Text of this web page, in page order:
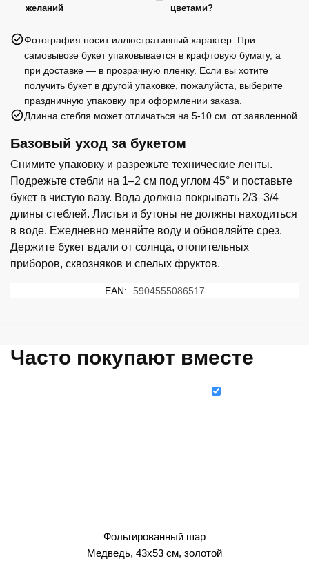
Медведь,
см,
золотой
желаний
цветами?
Фотография носит иллюстративный характер. При
самовывозе букет упаковывается в крафтовую бумагу, а
при доставке — в прозрачную пленку. Если вы хотите
получить букет в другой упаковке, пожалуйста, выберите
праздничную упаковку при оформлении заказа.
Длинна стебля может отличаться на 5-10 см. от заявленной
Базовый уход за букетом
Снимите упаковку и разрежьте технические ленты.
Подрежьте стебли на 1–2 см под углом 45° и поставьте
букет в чистую вазу. Вода должна покрывать 2/3–3/4
длины стеблей. Листья и бутоны не должны находиться
в воде. Ежедневно меняйте воду и обновляйте срез.
Держите букет вдали от солнца, отопительных
приборов, сквозняков и спелых фруктов.
EAN: 5904555086517
Часто покупают вместе
Фольгированный шар
Медведь, 43x53 см, золотой